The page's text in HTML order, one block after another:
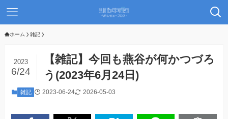
ホーム 雑記
【雑記】今回も燕谷が何かつづろ
う(2023年6月24日)
2023
6/24
雑記 2023-06-24 2026-05-03